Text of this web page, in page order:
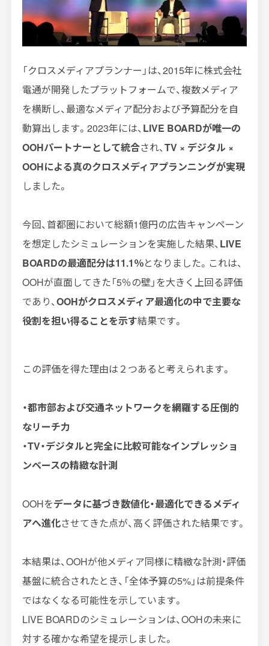
「クロスメディアプランナー」は、2015年に株式会社
電通が開発したプラットフォームで、複数メディア
を横断し、最適なメディア配分および予算配分を自
動算出します。2023年には、 LIVE BOARDが唯一の
OOHパートナーとして統合され、TV × デジタル ×
OOHによる真のクロスメディアプランニングが実現
しました。
今回、首都圏において総額1億円の広告キャンペーン
を想定したシミュレーションを実施した結果、 LIVE
BOARDの最適配分は11.1％となりました。これは、
OOHが直面してきた「5％の壁」を大きく上回る評価
であり、OOHがクロスメディア最適化の中で主要な
役割を担い得ることを示す結果です。
この評価を得た理由は２つあると考えられます。
・都市部および交通ネットワークを網羅する圧倒的
なリーチ力
・TV・デジタルと完全に比較可能なインプレッショ
ンベースの精緻な計測
OOHをデータに基づき数値化・最適化できるメディ
アへ進化させてきた点が、高く評価された結果です。
本結果は、OOHが他メディア同様に精緻な計測・評価
基盤に統合されたとき、「全体予算の5%」は前提条件
ではなくなる可能性を示しています。
LIVE BOARDのシミュレーションは、OOHの未来に
対する確かな希望を提示しました。